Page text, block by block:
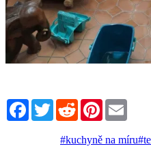
FacebookTwitterRedditPinterest
#kuchyně na míru